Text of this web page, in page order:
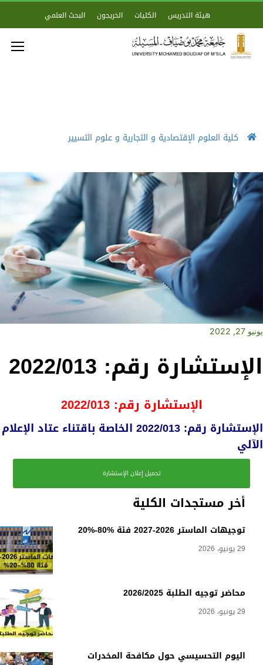
هيئة التدريس الكليات الخريجون البحث العلمي
كلية العلوم الإقتصادية و التجارية و علوم التسيير
أخر مستجدات الكلية
توجيهات الماستر 2026-2027 فئة %80-%20
29 يونيو، 2026
محاضر توجيه الطلبة 2026/2025
29 يونيو، 2026
اليوم التحسيسي حول مكافحة المخدرات
يونيو 27, 2022
الإستشارة رقم: 2022/013
الإستشارة رقم: 2022/013
الإستشارة رقم: 2022/013 الخاصة باقتناء عتاد الإعلام
الآلي
تحميل إعلان الإستشارة